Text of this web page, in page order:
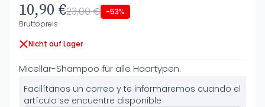
10,90 €23,00 € -53%
Bruttopreis
Nicht auf Lager
Micellar-Shampoo für alle Haartypen.
Facilítanos un correo y te informaremos cuando el
artículo se encuentre disponible